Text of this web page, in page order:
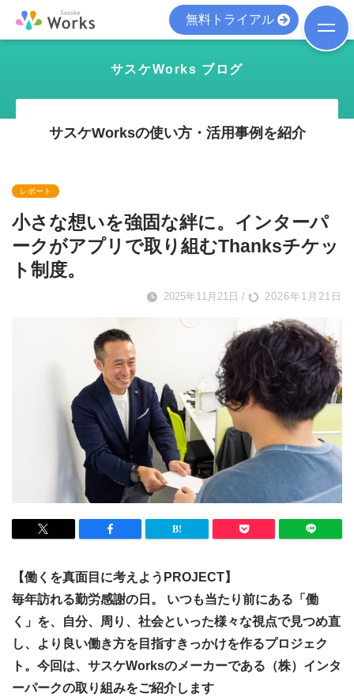
無料トライアル
サスケWorks ブログ
サスケWorksの使い方・活用事例を紹介
レポート
小さな想いを強固な絆に。インターパ
ークがアプリで取り組むThanksチケッ
ト制度。
2025年11月21日 / 2026年1月21日
【働くを真面目に考えようPROJECT】
毎年訪れる勤労感謝の日。 いつも当たり前にある「働
く」を、自分、周り、社会といった様々な視点で見つめ直
し、より良い働き方を目指すきっかけを作るプロジェク
ト。今回は、サスケWorksのメーカーである（株）インタ
ーパークの取り組みをご紹介します